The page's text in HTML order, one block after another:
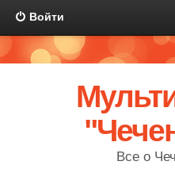
Войти
Все о